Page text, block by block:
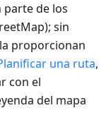
de los
sin
proporcionan
una ruta,
con el
del mapa